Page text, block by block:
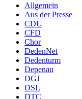
Allgemein
Aus der Presse
CDU
CFD
Chor
DedenNet
Dedenturm
Depenau
DGJ
DSL
DTC